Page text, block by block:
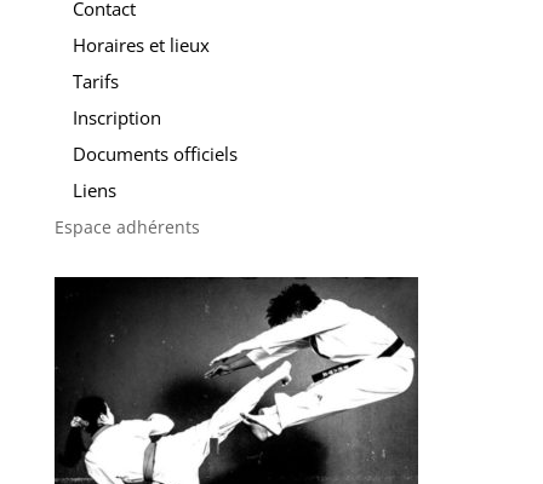
Contact
Horaires et lieux
Tarifs
Inscription
Documents officiels
Liens
Espace adhérents